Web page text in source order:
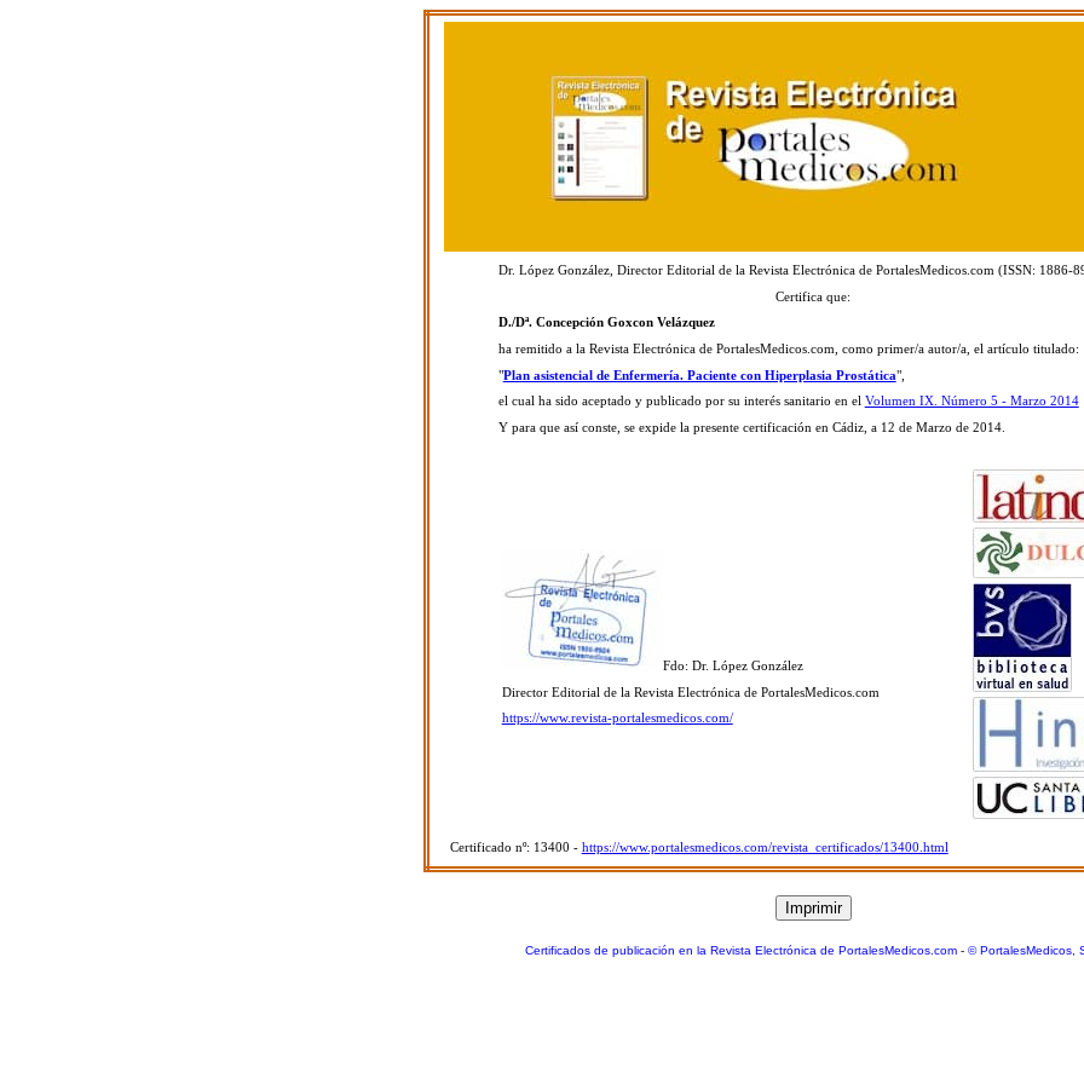
Dr. López González, Director Editorial de la Revista Electrónica de PortalesMedicos.com (ISSN: 1886-
Certifica que:
D./Dª. Concepción Goxcon Velázquez
ha remitido a la Revista Electrónica de PortalesMedicos.com, como primer/a autor/a, el artículo titulado:
"Plan asistencial de Enfermería. Paciente con Hiperplasia Prostática",
el cual ha sido aceptado y publicado por su interés sanitario en el Volumen IX. Número 5 - Marzo 2014
Y para que así conste, se expide la presente certificación en Cádiz, a 12 de Marzo de 2014.
Fdo: Dr. López González
Director Editorial de la Revista Electrónica de PortalesMedicos.com
https://www.revista-portalesmedicos.com/
Certificado nº: 13400 - https://www.portalesmedicos.com/revista_certificados/13400.html
Certificados de publicación en la Revista Electrónica de PortalesMedicos.com- © PortalesMedicos,